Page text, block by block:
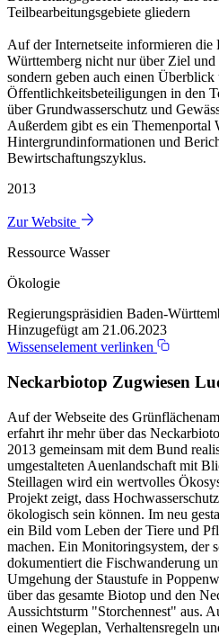
Teilbearbeitungsgebiete gliedern
Auf der Internetseite informieren die
Württemberg nicht nur über Ziel
sondern geben auch einen
Öffentlichkeitsbeteiligungen in den
über Grundwasserschutz und
Außerdem gibt es ein Themenportal
Hintergrundinformationen und
Bewirtschaftungszyklus.
2013
Zur Website
Ressource Wasser
Ökologie
Regierungspräsidien Baden-
Hinzugefügt am 21.06.2023
Wissenselement verlinken
Neckarbiotop Zugwiesen
Auf der Webseite des
erfahrt ihr mehr über das
2013 gemeinsam mit dem Bund
umgestalteten Auenlandschaft mit
Steillagen wird ein wertvolles
Projekt zeigt, dass
ökologisch sein können. Im neu
ein Bild vom Leben der Tiere und
machen. Ein Monitoringsystem, der
dokumentiert die Fischwanderung
Umgehung der Staustufe in
über das gesamte Biotop und den
Aussichtsturm "Storchennest" aus.
einen Wegeplan, Verhaltensregeln